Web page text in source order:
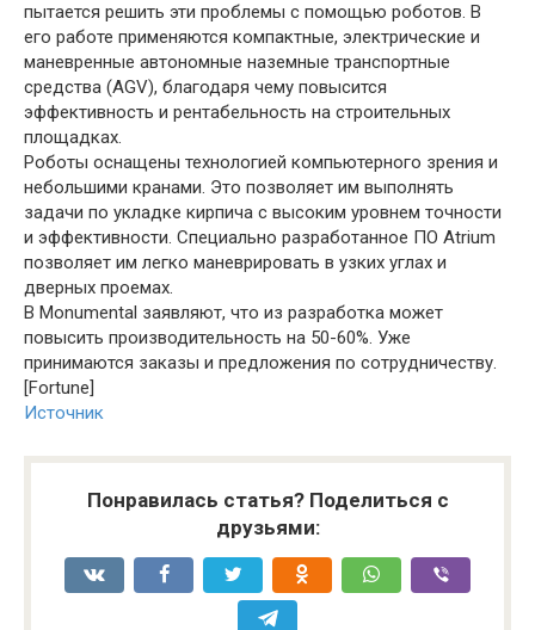
пытается решить эти проблемы с помощью роботов. В
его работе применяются компактные, электрические и
маневренные автономные наземные транспортные
средства (AGV), благодаря чему повысится
эффективность и рентабельность на строительных
площадках.
Роботы оснащены технологией компьютерного зрения и
небольшими кранами. Это позволяет им выполнять
задачи по укладке кирпича с высоким уровнем точности
и эффективности. Специально разработанное ПО Atrium
позволяет им легко маневрировать в узких углах и
дверных проемах.
В Monumental заявляют, что из разработка может
повысить производительность на 50-60%. Уже
принимаются заказы и предложения по сотрудничеству.
[Fortune]
Источник
Понравилась статья? Поделиться с
друзьями: